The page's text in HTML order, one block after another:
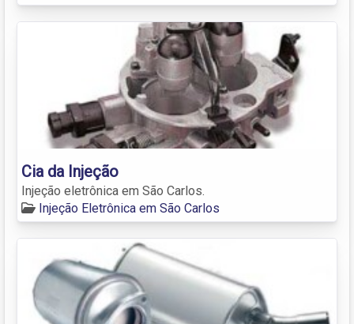
Cia da Injeção
Injeção eletrônica em São Carlos.
Injeção Eletrônica em São Carlos